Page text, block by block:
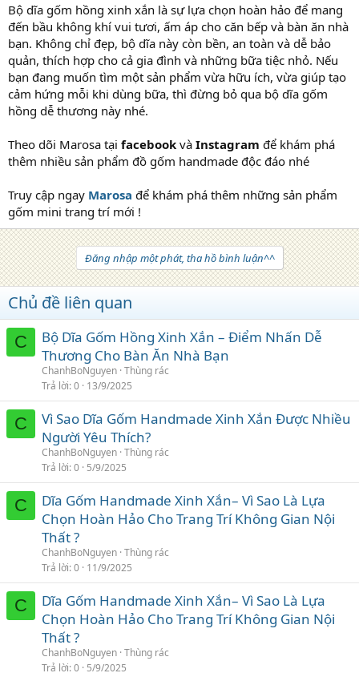
Bộ dĩa gốm hồng xinh xắn là sự lựa chọn hoàn hảo để mang
đến bầu không khí vui tươi, ấm áp cho căn bếp và bàn ăn nhà
bạn. Không chỉ đẹp, bộ dĩa này còn bền, an toàn và dễ bảo
quản, thích hợp cho cả gia đình và những bữa tiệc nhỏ. Nếu
bạn đang muốn tìm một sản phẩm vừa hữu ích, vừa giúp tạo
cảm hứng mỗi khi dùng bữa, thì đừng bỏ qua bộ dĩa gốm
hồng dễ thương này nhé.
Theo dõi Marosa tại facebook và Instagram để khám phá
thêm nhiều sản phẩm đồ gốm handmade độc đáo nhé
Truy cập ngay Marosa để khám phá thêm những sản phẩm
gốm mini trang trí mới !
Đăng nhập một phát, tha hồ bình luận^^
Chủ đề liên quan
C
Bộ Dĩa Gốm Hồng Xinh Xắn – Điểm Nhấn Dễ
Thương Cho Bàn Ăn Nhà Bạn
ChanhBoNguyen Thùng rác
Trả lời 0 13/9/2025
C
Vì Sao Dĩa Gốm Handmade Xinh Xắn Được Nhiều
Người Yêu Thích?
ChanhBoNguyen Thùng rác
Trả lời 0 5/9/2025
C
Dĩa Gốm Handmade Xinh Xắn– Vì Sao Là Lựa
Chọn Hoàn Hảo Cho Trang Trí Không Gian Nội
Thất ?
ChanhBoNguyen Thùng rác
Trả lời 0 11/9/2025
C
Dĩa Gốm Handmade Xinh Xắn– Vì Sao Là Lựa
Chọn Hoàn Hảo Cho Trang Trí Không Gian Nội
Thất ?
ChanhBoNguyen Thùng rác
Trả lời 0 5/9/2025